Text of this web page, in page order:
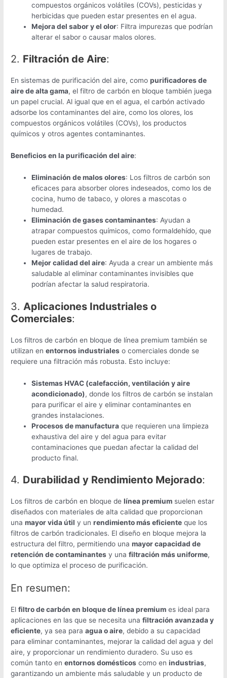
compuestos orgánicos volátiles (COVs), pesticidas y
herbicidas que pueden estar presentes en el agua.
Mejora del sabor y el olor: Filtra impurezas que podrían
alterar el sabor o causar malos olores.
2. Filtración de Aire:
En sistemas de purificación del aire, comopurificadores de
aire de alta gama, el filtro de carbón en bloque también juega
un papel crucial. Al igual que en el agua, el carbón activado
adsorbe los contaminantes del aire, como los olores, los
compuestos orgánicos volátiles (COVs), los productos
químicos y otros agentes contaminantes.
Beneficios en la purificación del aire:
Eliminación de malos olores: Los filtros de carbón son
eficaces para absorber olores indeseados, como los de
cocina, humo de tabaco, y olores a mascotas o
humedad.
Eliminación de gases contaminantes: Ayudan a
atrapar compuestos químicos, como formaldehído, que
pueden estar presentes en el aire de los hogares o
lugares de trabajo.
Mejor calidad del aire: Ayuda a crear un ambiente más
saludable al eliminar contaminantes invisibles que
podrían afectar la salud respiratoria.
3. Aplicaciones Industriales o
Comerciales:
Los filtros de carbón en bloque de línea premium también se
utilizan enentornos industriales o comerciales donde se
requiere una filtración más robusta. Esto incluye:
Sistemas HVAC (calefacción, ventilación y aire
acondicionado), donde los filtros de carbón se instalan
para purificar el aire y eliminar contaminantes en
grandes instalaciones.
Procesos de manufactura que requieren una limpieza
exhaustiva del aire y del agua para evitar
contaminaciones que puedan afectar la calidad del
producto final.
4. Durabilidad y Rendimiento Mejorado:
Los filtros de carbón en bloque delínea premium suelen estar
diseñados con materiales de alta calidad que proporcionan
unamayor vida útil y unrendimiento más eficiente que los
filtros de carbón tradicionales. El diseño en bloque mejora la
estructura del filtro, permitiendo unamayor capacidad de
retención de contaminantes y unafiltración más uniforme,
lo que optimiza el proceso de purificación.
En resumen:
Elfiltro de carbón en bloque de línea premium es ideal para
aplicaciones en las que se necesita unafiltración avanzada y
eficiente, ya sea paraagua o aire, debido a su capacidad
para eliminar contaminantes, mejorar la calidad del agua y del
aire, y proporcionar un rendimiento duradero. Su uso es
común tanto enentornos domésticos como enindustrias,
garantizando un ambiente más saludable y un producto de